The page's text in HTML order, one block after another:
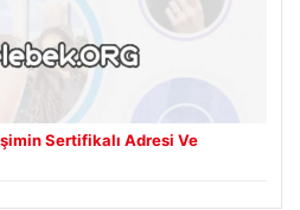
Sertifikalı Adresi Ve